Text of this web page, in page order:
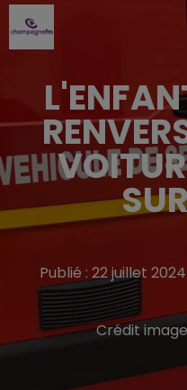
Publié : 22 juillet
Crédit